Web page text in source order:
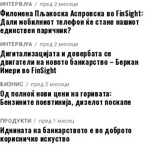
ИНТЕРВЈУА пред 2 месеци
Филомена Пљакоска Аспровска во FinSight:
Дали мобилниот телефон ќе стане нашиот
единствен паричник?
ИНТЕРВЈУА пред 2 месеци
Дигитализацијата и довербата се
двигатели на новото банкарство – Беркан
Имери во FinSight
БИЗНИС пред 2 месеци
Од полноќ нови цени на горивата:
Бензините поевтинија, дизелот поскапе
ПРОДУКТИ пред 1 месец
Иднината на банкарството е во доброто
корисничко искуство